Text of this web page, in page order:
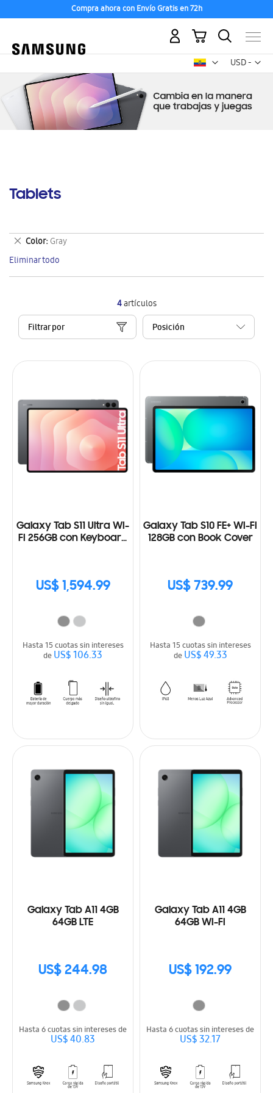
Compra ahora con Envío Gratis en 72h
USD -
dólar
Mi carrito
Tablets
4artículos
Filtrar por
Galaxy Tab S11 Ultra WI-
FI 256GB con Keyboard
US$ 1,594.99
Hasta 15 cuotas sin intereses
deUS$ 106.33
Galaxy Tab S10 FE+ WI-FI
128GB con Book Cover
US$ 739.99
Hasta 15 cuotas sin intereses
deUS$ 49.33
Galaxy Tab A11 4GB
64GB LTE
US$ 244.98
Hasta 6 cuotas sin intereses de
US$ 40.83
Galaxy Tab A11 4GB
64GB WI-FI
US$ 192.99
Hasta 6 cuotas sin intereses de
US$ 32.17
Color Gray
Eliminar
este
artículo
Eliminar todo